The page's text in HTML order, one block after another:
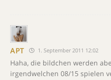
APT 1. September 2011 12:02
Haha, die bildchen werden
irgendwelchen 08/15 spielen